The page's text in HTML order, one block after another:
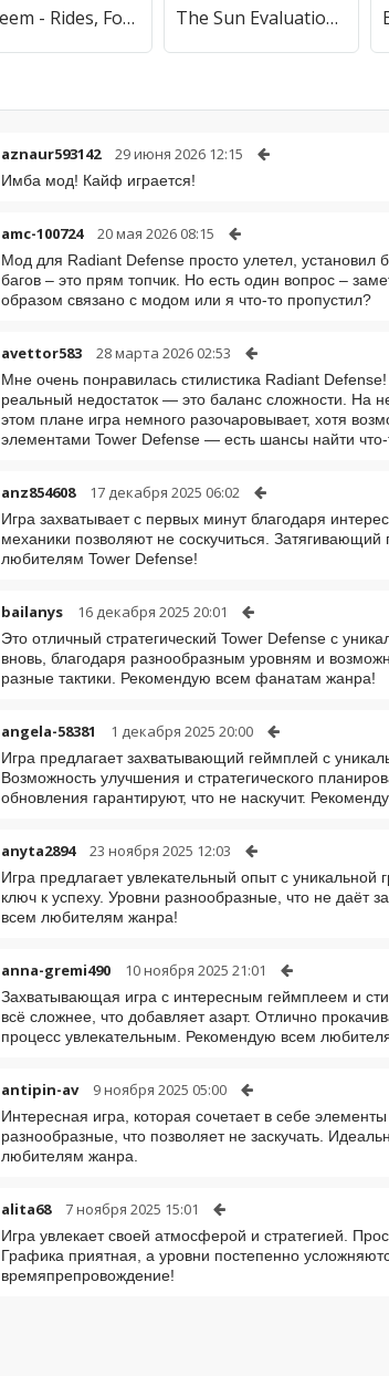
Careem - Rides, Food, Shops, Delivery & Payments The Sun Evaluation: Постапокалипсис экшен—шутер
aznaur593142 29 июня 2026 12:15
Имба мод! Кайф играется!
amc-100724 20 мая 2026 08:15
Мод для Radiant Defense просто улетел, установил
багов – это прям топчик. Но есть один вопрос –
образом связано с модом или я что-то пропустил?
avettor583 28 марта 2026 02:53
Мне очень понравилась стилистика Radiant
реальный недостаток — это баланс сложности. На
этом плане игра немного разочаровывает, хотя
элементами Tower Defense — есть шансы найти что-
anz854608 17 декабря 2025 06:02
Игра захватывает с первых минут благодаря
механики позволяют не соскучиться.
любителям Tower Defense!
bailanys 16 декабря 2025 20:01
Это отличный стратегический Tower Defense с
вновь, благодаря разнообразным уровням и
разные тактики. Рекомендую всем фанатам жанра!
angela-58381 1 декабря 2025 20:00
Игра предлагает захватывающий геймплей с
Возможность улучшения и стратегического
обновления гарантируют, что не наскучит.
anyta2894 23 ноября 2025 12:03
Игра предлагает увлекательный опыт с
ключ к успеху. Уровни разнообразные, что не даёт
всем любителям жанра!
anna-gremi490 10 ноября 2025 21:01
Захватывающая игра с интересным геймплеем и
всё сложнее, что добавляет азарт. Отлично
процесс увлекательным. Рекомендую всем
antipin-av 9 ноября 2025 05:00
Интересная игра, которая сочетает в себе
разнообразные, что позволяет не заскучать.
любителям жанра.
alita68 7 ноября 2025 15:01
Игра увлекает своей атмосферой и стратегией.
Графика приятная, а уровни постепенно
времяпрепровождение!